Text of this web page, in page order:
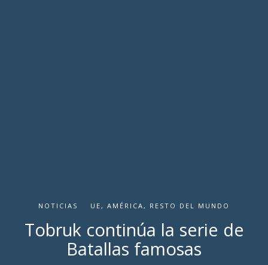
NOTICIAS UE, AMÉRICA, RESTO DEL MUNDO
Tobruk continúa la serie de
Batallas famosas